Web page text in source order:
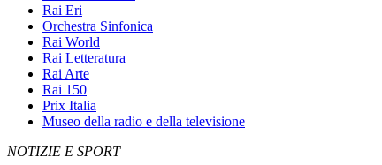
Rai Eri
Orchestra Sinfonica
Rai World
Rai Letteratura
Rai Arte
Rai 150
Prix Italia
Museo della radio e della televisione
NOTIZIE E SPORT